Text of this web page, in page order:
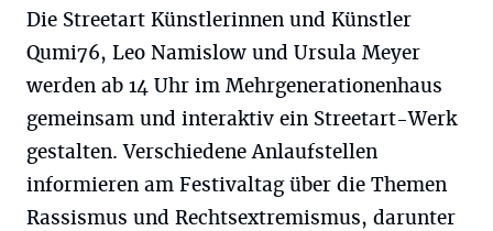
Die Streetart Künstlerinnen und Künstler
Qumi76, Leo Namislow und Ursula Meyer
werden ab 14 Uhr im Mehrgenerationenhaus
gemeinsam und interaktiv ein Streetart-Werk
gestalten. Verschiedene Anlaufstellen
informieren am Festivaltag über die Themen
Rassismus und Rechtsextremismus, darunter